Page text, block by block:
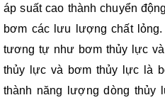
áp suất cao thành chuyển
bơm các lưu lượng chất
tương tự như bơm thủy lực
thủy lực và bơm thủy lực là
thành năng lượng dòng thủy